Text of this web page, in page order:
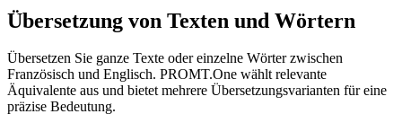
Übersetzung von Texten und Wörtern
Übersetzen Sie ganze Texte oder einzelne Wörter zwischen
Französisch und Englisch. PROMT.One wählt relevante
Äquivalente aus und bietet mehrere Übersetzungsvarianten für eine
präzise Bedeutung.